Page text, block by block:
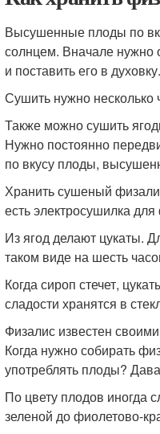
Высушенные плоды по
солнцем. Вначале нужно
и поставить его в духовку.
Сушить нужно несколько
Также можно сушить
Нужно постоянно
по вкусу плоды,
Хранить сушеный
есть электросушилка
Из ягод делают цукаты.
таком виде на шесть
Когда сироп стечет,
сладости хранятся в
Физалис известен
Когда нужно собирать
употреблять плоды?
По цвету плодов иногда
зеленой до фиолетово-